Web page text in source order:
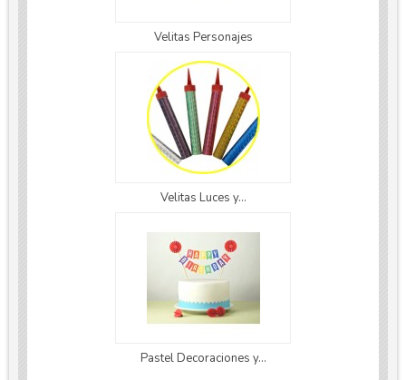
Velitas Personajes
Velitas Luces y...
Pastel Decoraciones y...